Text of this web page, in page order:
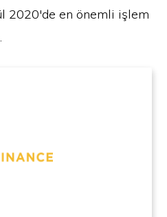
2020'de en önemli işlem